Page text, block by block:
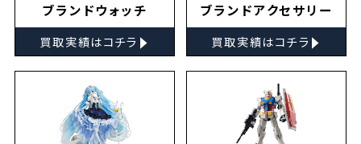
ブランドウォッチ
買取実績はコチラ ▸
ブランドアクセサリー
買取実績はコチラ ▸